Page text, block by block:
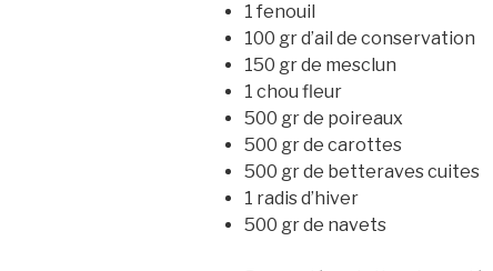
1 fenouil
100 gr d’ail de conservation
150 gr de mesclun
1 chou fleur
500 gr de poireaux
500 gr de carottes
500 gr de betteraves cuites
1 radis d’hiver
500 gr de navets